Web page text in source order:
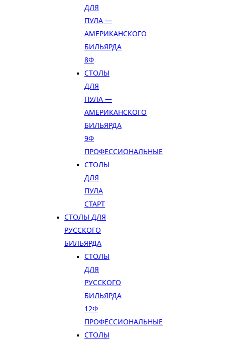
ДЛЯ
ПУЛА —
АМЕРИКАНСКОГО
БИЛЬЯРДА
8Ф
СТОЛЫ
ДЛЯ
ПУЛА —
АМЕРИКАНСКОГО
БИЛЬЯРДА
9Ф
ПРОФЕССИОНАЛЬНЫЕ
СТОЛЫ
ДЛЯ
ПУЛА
СТАРТ
СТОЛЫ ДЛЯ
РУССКОГО
БИЛЬЯРДА
СТОЛЫ
ДЛЯ
РУССКОГО
БИЛЬЯРДА
12Ф
ПРОФЕССИОНАЛЬНЫЕ
СТОЛЫ